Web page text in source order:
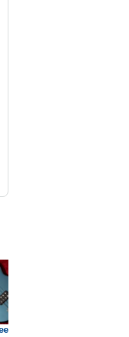
Dots /